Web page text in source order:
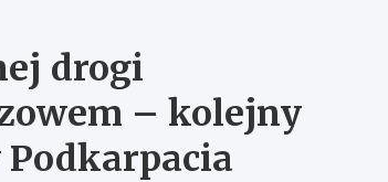
drogi
– kolejny